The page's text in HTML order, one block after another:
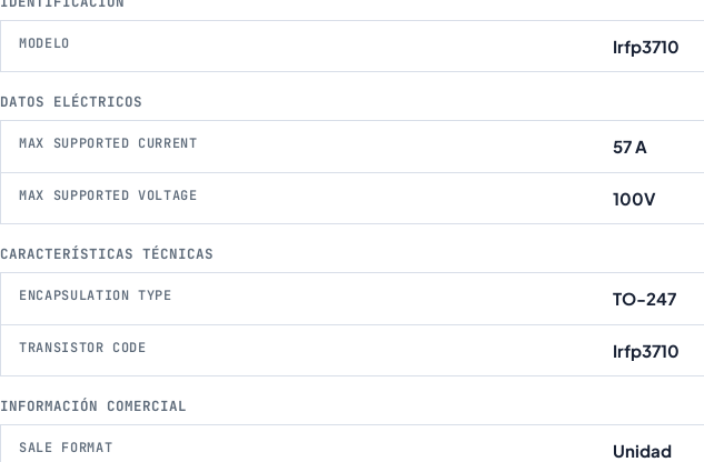
MODELO Irfp3710
DATOS ELÉCTRICOS
MAX SUPPORTED CURRENT 57 A
MAX SUPPORTED VOLTAGE 100V
CARACTERÍSTICAS TÉCNICAS
ENCAPSULATION TYPE TO-247
TRANSISTOR CODE Irfp3710
INFORMACIÓN COMERCIAL
SALE FORMAT Unidad